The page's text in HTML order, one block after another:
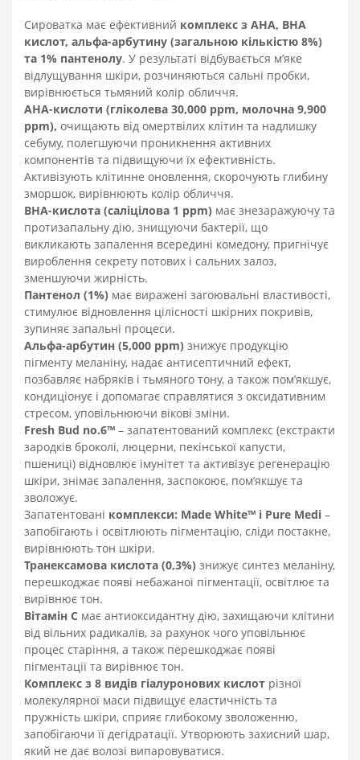
Сироватка має ефективний комплекс з AHA, BHA
кислот, альфа-арбутину (загальною кількістю 8%)
та 1% пантенолу. У результаті відбувається м’яке
відлущування шкіри, розчиняються сальні пробки,
вирівнюється тьмяний колір обличчя.
АНА-кислоти (гліколева 30,000 ppm, молочна 9,900
ppm), очищають від омертвілих клітин та надлишку
себуму, полегшуючи проникнення активних
компонентів та підвищуючи їх ефективність.
Активізують клітинне оновлення, скорочують глибину
зморшок, вирівнюють колір обличчя.
BHA-кислота (саліцілова 1 ppm) має знезаражуючу та
протизапальну дію, знищуючи бактерії, що
викликають запалення всередині комедону, пригнічує
вироблення секрету потових і сальних залоз,
зменшуючи жирність.
Пантенол (1%) має виражені загоювальні властивості,
стимулює відновлення цілісності шкірних покривів,
зупиняє запальні процеси.
Альфа-арбутин (5,000 ppm) знижує продукцію
пігменту меланіну, надає антисептичний ефект,
позбавляє набряків і тьмяного тону, а також пом’якшує,
кондиціонує і допомагає справлятися з оксидативним
стресом, уповільнюючи вікові зміни.
Fresh Bud no.6™️ – запатентований комплекс (екстракти
зародків броколі, люцерни, пекінської капусти,
пшениці) відновлює імунітет та активізує регенерацію
шкіри, знімає запалення, заспокоює, пом’якшує та
зволожує.
Запатентовані комплекси: Made White™ і Pure Medi –
запобігають і освітлюють пігментацію, сліди постакне,
вирівнюють тон шкіри.
Транексамова кислота (0,3%) знижує синтез меланіну,
перешкоджає появі небажаної пігментації, освітлює та
вирівнює тон.
Вітамін С має антиоксидантну дію, захищаючи клітини
від вільних радикалів, за рахунок чого уповільнює
процес старіння, а також перешкоджає появі
пігментації та вирівнює тон.
Комплекс з 8 видів гіалуронових кислот різної
молекулярної маси підвищує еластичність та
пружність шкіри, сприяє глибокому зволоженню,
запобігаючи її дегідратації. Утворюють захисний шар,
який не дає волозі випаровуватися.